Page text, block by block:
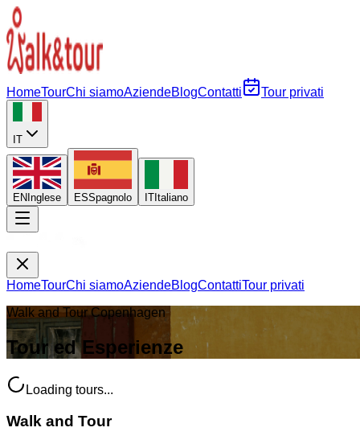
HomeTourChi siamoAziendeBlogContatti Tour privati
IT
EN Inglese ESSpagnolo IT Italiano
HomeTourChi siamoAziendeBlogContattiTour privati
Walk and Tour Copenhagen
Tour ed Esperienze
Loading tours...
Walk and Tour